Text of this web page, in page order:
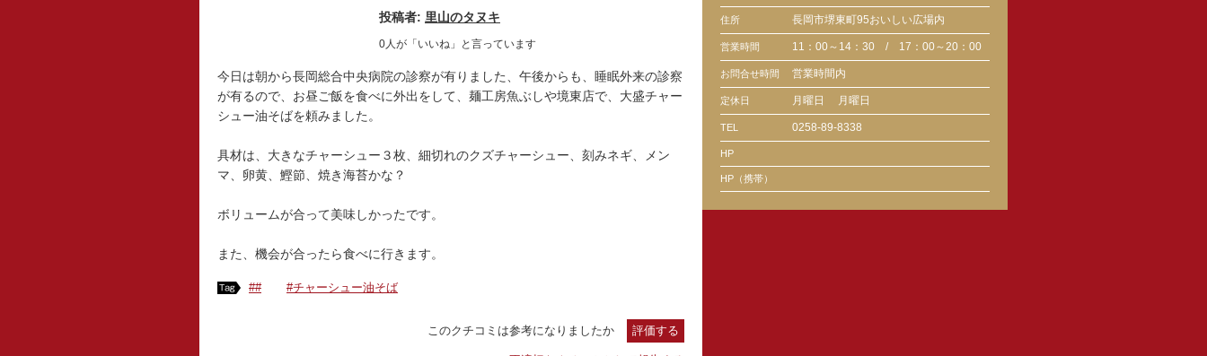
投稿者: 里山のタヌキ
0人が「いいね」と言っています
今日は朝から長岡総合中央病院の診察が有りました、午後からも、睡眠外来の診察
が有るので、お昼ご飯を食べに外出をして、麺工房魚ぶしや境東店で、大盛チャー
シュー油そばを頼みました。
具材は、大きなチャーシュー３枚、細切れのクズチャーシュー、刻みネギ、メン
マ、卵黄、鰹節、焼き海苔かな？
ボリュームが合って美味しかったです。
また、機会が合ったら食べに行きます。
## #チャーシュー油そば
このクチコミは参考になりましたか 評価する
住所 長岡市堺東町95おいしい広場内
営業時間 11：00～14：30 / 17：00～20：00
お問合せ時間 営業時間内
定休日 月曜日 月曜日
TEL 0258-89-8338
HP
HP（携帯）